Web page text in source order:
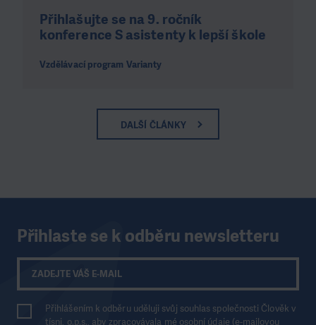
Přihlašujte se na 9. ročník
konference S asistenty k lepší škole
Vzdělávací program Varianty
DALŠÍ ČLÁNKY
Přihlaste se k odběru newsletteru
Přihlášením k odběru uděluji svůj souhlas společnosti Člověk v
tísni, o.p.s., aby zpracovávala mé osobní údaje (e-mailovou